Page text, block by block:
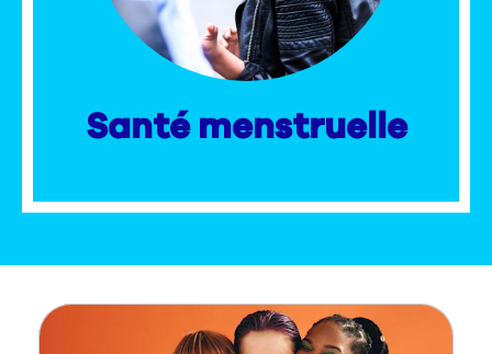
Nous contacter
Sélecteur de pays
Santé menstruelle